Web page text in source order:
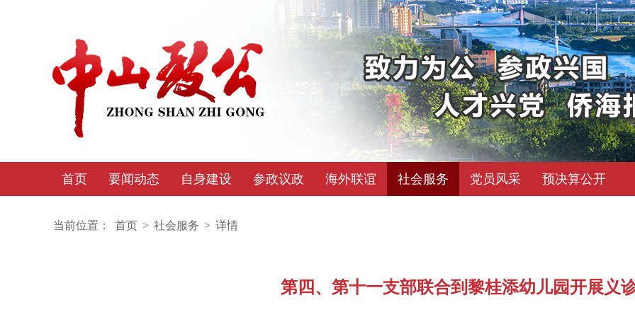
首页 要闻动态 自身建设 参政议政 海外联谊 社会服务 党员风采 预决算公开
当前位置： 首页 > 社会服务 > 详情
第四、第十一支部联合到黎桂添幼儿园开展义